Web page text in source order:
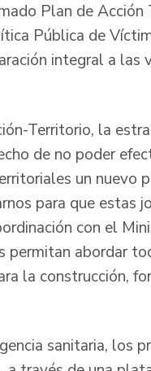
Plan de Acción
Pública de
integral a
Territorio, la
de no poder
un nuevo
para que estas
con el
abordar
la construcción,
sanitaria, los